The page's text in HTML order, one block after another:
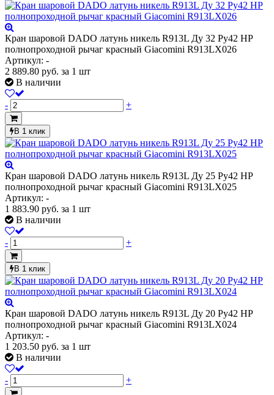
Кран шаровой DADO латунь никель R913L Ду 32 Ру42 НР
полнопроходной рычаг красный Giacomini R913LX026
Артикул: -
2 889.80 руб. за 1 шт
В наличии
- +
В 1 клик
Кран шаровой DADO латунь никель R913L Ду 25 Ру42 НР
полнопроходной рычаг красный Giacomini R913LX025
Артикул: -
1 883.90 руб. за 1 шт
В наличии
- +
В 1 клик
Кран шаровой DADO латунь никель R913L Ду 20 Ру42 НР
полнопроходной рычаг красный Giacomini R913LX024
Артикул: -
1 203.50 руб. за 1 шт
В наличии
- +